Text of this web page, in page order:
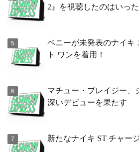
2』を視聴したのはいっ
ペニーが未発表のナイキ
ト ワンを着用！
マチュー・ブレイジー、
深いデビューを果たす
新たなナイキ ST チャー